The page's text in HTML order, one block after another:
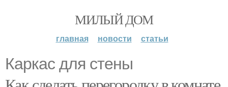
МИЛЫЙ ДОМ
главная новости статьи
Каркас для стены